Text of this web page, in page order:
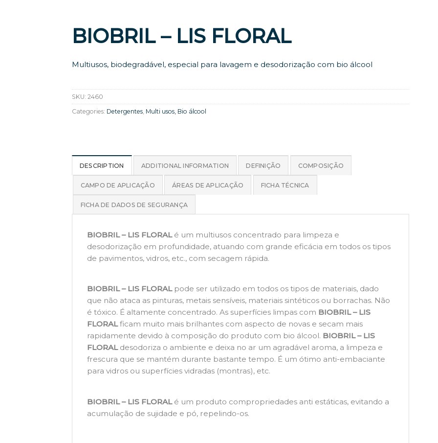
BIOBRIL – LIS FLORAL
Multiusos, biodegradável, especial para lavagem e desodorização com bio álcool
SKU: 2460
Categories: Detergentes, Multi usos, Bio álcool
DESCRIPTION ADDITIONAL INFORMATION DEFINIÇÃO COMPOSIÇÃO
CAMPO DE APLICAÇÃO ÁREAS DE APLICAÇÃO FICHA TÉCNICA
FICHA DE DADOS DE SEGURANÇA
BIOBRIL – LIS FLORALé um multiusos concentrado para limpeza e
desodorização em profundidade, atuando com grande eficácia em todos os tipos
de pavimentos, vidros, etc., com secagem rápida.
BIOBRIL – LIS FLORALpode ser utilizado em todos os tipos de materiais, dado
que não ataca as pinturas, metais sensíveis, materiais sintéticos ou borrachas. Não
é tóxico. É altamente concentrado. As superfícies limpas com BIOBRIL – LIS
FLORALficam muito mais brilhantes com aspecto de novas e secam mais
rapidamente devido à composição do produto com bio álcool. BIOBRIL – LIS
FLORALdesodoriza o ambiente e deixa no ar um agradável aroma, a limpeza e
frescura que se mantém durante bastante tempo. É um ótimo anti-embaciante
para vidros ou superfícies vidradas (montras), etc.
BIOBRIL – LIS FLORALé um produto compropriedades anti estáticas, evitando a
acumulação de sujidade e pó, repelindo-os.